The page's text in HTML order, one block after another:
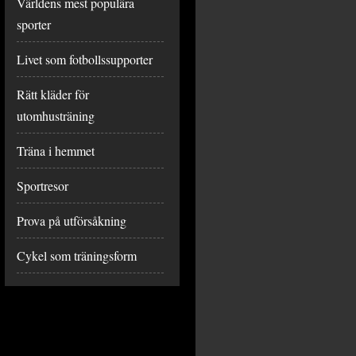
sporter
Livet som fotbollssupporter
Rätt kläder för
utomhusträning
Träna i hemmet
Sportresor
Prova på utförsåkning
Cykel som träningsform